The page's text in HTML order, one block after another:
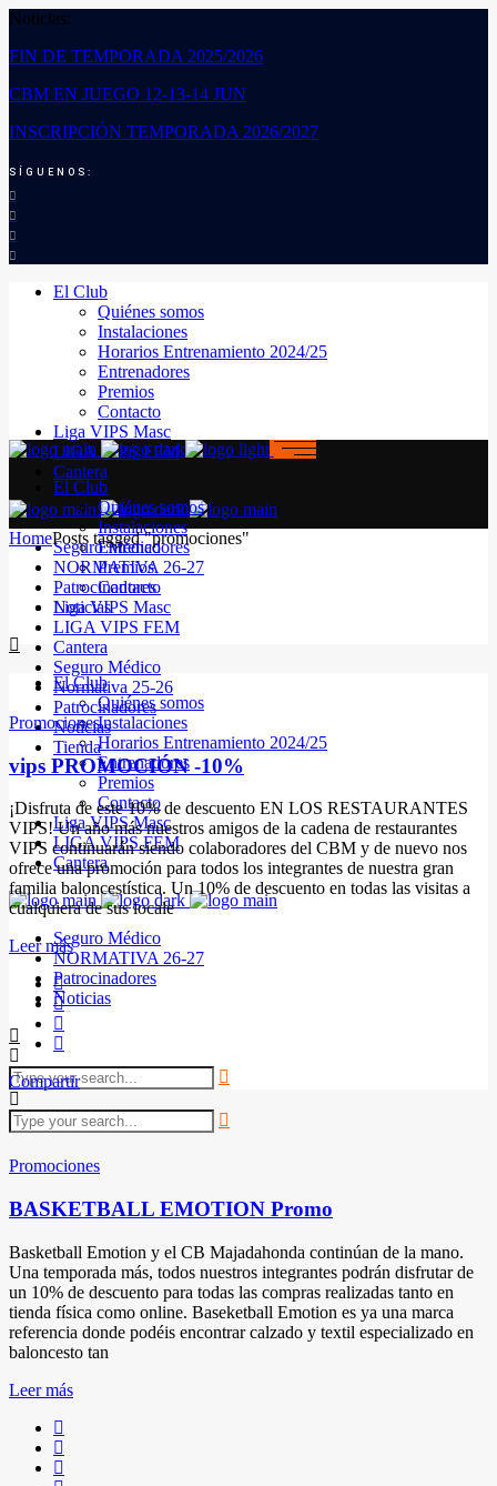
Noticias:
FIN DE TEMPORADA 2025/2026
CBM EN JUEGO 12-13-14 JUN
INSCRIPCIÓN TEMPORADA 2026/2027
SÍGUENOS:
El Club
Quiénes somos
Instalaciones
Horarios Entrenamiento 2024/25
Entrenadores
Premios
Contacto
Liga VIPS Masc
LIGA VIPS FEM
Cantera
Seguro Médico
NORMATIVA 26-27
Patrocinadores
Noticias
El Club
Quiénes somos
Instalaciones
Horarios Entrenamiento 2024/25
Entrenadores
Premios
Contacto
Liga VIPS Masc
LIGA VIPS FEM
Cantera
Seguro Médico
NORMATIVA 26-27
Patrocinadores
Noticias
El Club
Quiénes somos
Instalaciones
Entrenadores
Premios
Contacto
Liga VIPS Masc
LIGA VIPS FEM
Cantera
Seguro Médico
Normativa 25-26
Patrocinadores
Noticias
Tienda
HomePosts tagged "promociones"
Promociones
vips PROMOCIÓN -10%
¡Disfruta de este 10% de descuento EN LOS RESTAURANTES
VIPS! Un año más nuestros amigos de la cadena de restaurantes
VIPS continuarán siendo colaboradores del CBM y de nuevo nos
ofrece una promoción para todos los integrantes de nuestra gran
familia baloncestística. Un 10% de descuento en todas las visitas a
cualquiera de sus locale
Leer más
Compartir
Promociones
BASKETBALL EMOTION Promo
Basketball Emotion y el CB Majadahonda continúan de la mano.
Una temporada más, todos nuestros integrantes podrán disfrutar de
un 10% de descuento para todas las compras realizadas tanto en
tienda física como online. Baseketball Emotion es ya una marca
referencia donde podéis encontrar calzado y textil especializado en
baloncesto tan
Leer más